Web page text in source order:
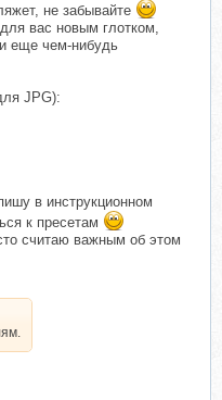
не забывайте
вас новым глотком,
еще чем-нибудь
JPG):
в инструкционном
к пресетам
считаю важным об этом